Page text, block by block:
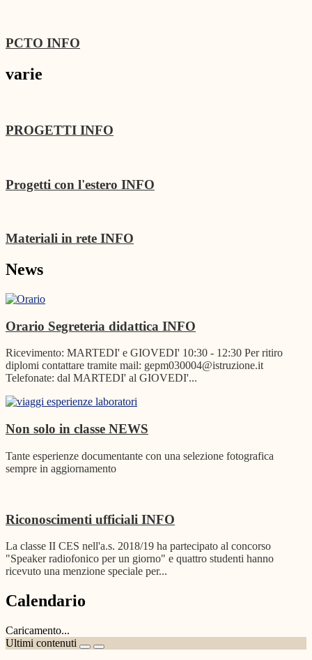
PCTO INFO
varie
PROGETTI INFO
Progetti con l'estero INFO
Materiali in rete INFO
News
Orario Segreteria didattica INFO
Ricevimento: MARTEDI' e GIOVEDI' 10:30 - 12:30 Per ritiro
diplomi contattare tramite mail: gepm030004@istruzione.it
Telefonate: dal MARTEDI' al GIOVEDI'...
Non solo in classe NEWS
Tante esperienze documentante con una selezione fotografica
sempre in aggiornamento
Riconoscimenti ufficiali INFO
La classe II CES nell'a.s. 2018/19 ha partecipato al concorso
"Speaker radiofonico per un giorno" e quattro studenti hanno
ricevuto una menzione speciale per...
Calendario
Caricamento...
Ultimi contenuti